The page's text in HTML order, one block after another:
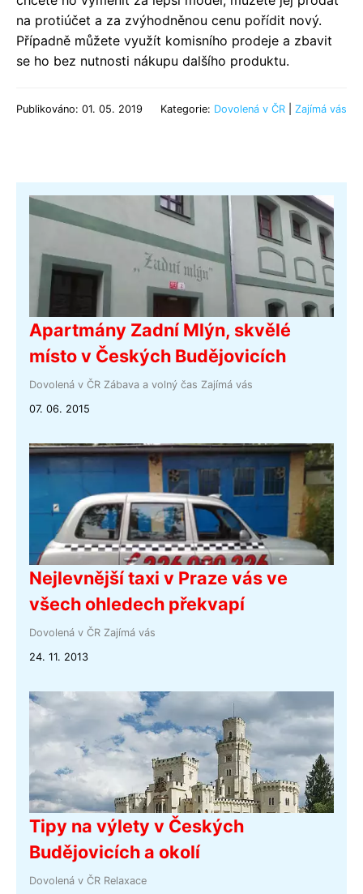
na protiúčet a za zvýhodněnou cenu pořídit nový.
Případně můžete využít komisního prodeje a zbavit
se ho bez nutnosti nákupu dalšího produktu.
Publikováno: 01. 05. 2019 Kategorie: Dovolená v ČR Zajímá vás
Apartmány Zadní Mlýn, skvělé
místo v Českých Budějovicích
Dovolená v ČR Zábava a volný čas Zajímá vás
07. 06. 2015
Nejlevnější taxi v Praze vás ve
všech ohledech překvapí
Dovolená v ČR Zajímá vás
24. 11. 2013
Tipy na výlety v Českých
Budějovicích a okolí
Dovolená v ČR Relaxace